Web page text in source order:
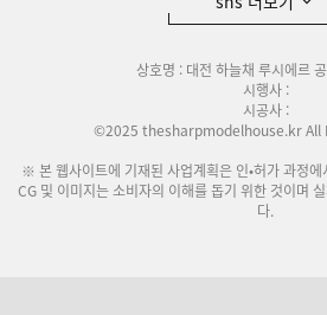
상호명 : 대전 하늘채 루시에르
시행사 :
시공사 :
©2025 thesharpmodelhouse.kr All
※ 본 웹사이트에 기재된 사업계획은 인•허가 과정
CG 및 이미지는 소비자의 이해를 돕기 위한 것이며
다.